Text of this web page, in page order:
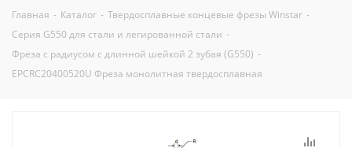
Главная - Каталог - Твердосплавные концевые фрезы Winstar -
Серия G550 для стали и легированной стали -
Фреза с радиусом с длинной шейкой 2 зубая (G550) -
EPCRC20400520U Фреза монолитная твердосплавная